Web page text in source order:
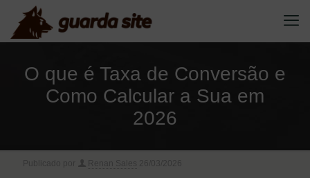
O que é Taxa de Conversão e
Como Calcular a Sua em
2026